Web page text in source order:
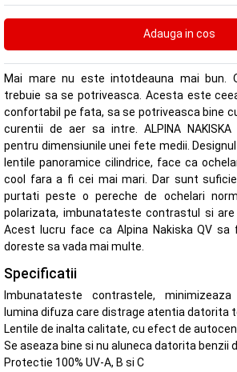
Mai mare nu este intotdeauna mai bun.
trebuie sa se potriveasca. Acesta este
confortabil pe fata, sa se potriveasca bine
curentii de aer sa intre. ALPINA
pentru dimensiunile unei fete medii.
lentile panoramice cilindrice, face ca
cool fara a fi cei mai mari. Dar sunt
purtati peste o pereche de ochelari
polarizata, imbunatateste contrastul si
Acest lucru face ca Alpina Nakiska QV sa
doreste sa vada mai multe.
Specificatii
Imbunatateste contrastele,
lumina difuza care distrage atentia datorita
Lentile de inalta calitate, cu efect de
Se aseaza bine si nu aluneca datorita benzii
Protectie 100% UV-A, B si C